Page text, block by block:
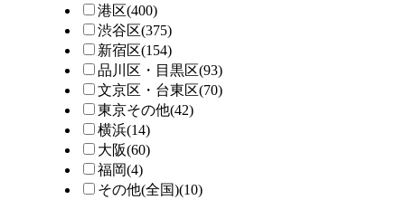
港区(400)
渋谷区(375)
新宿区(154)
品川区・目黒区(93)
文京区・台東区(70)
東京その他(42)
横浜(14)
大阪(60)
福岡(4)
その他(全国)(10)